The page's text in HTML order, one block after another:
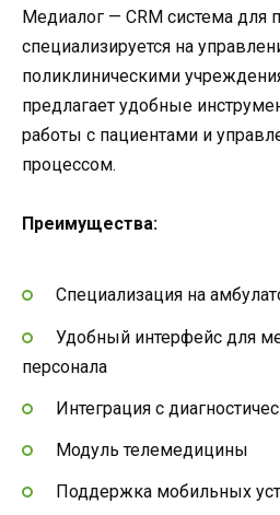
Медиалог — CRM система для
специализируется на
поликлиническими
предлагает удобные
работы с пациентами и
процессом.
Преимущества:
Специализация на
Удобный интерфейс для
персонала
Интеграция с
Модуль телемедицины
Поддержка мобильных